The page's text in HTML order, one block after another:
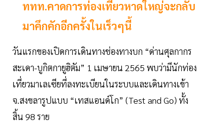
ททท.คาดการท่องเที่ยวหาดใหญ่จะกลับ
มาคึกคักอีกครั้งในเร็วๆนี้
วันแรกของเปิดการเดินทางช่องทางบก “ด่านศุลกากร
สะเดา-บูกิตกายูฮิตัม” 1 เมษายน 2565 พบว่ามีนักท่อง
เที่ยวมาเลเซียที่ลงทะเบียนในระบบและเดินทางเข้า
จ.สงขลารูปแบบ “เทสแอนด์โก” (Test and Go) ทั้ง
สิ้น 98 ราย